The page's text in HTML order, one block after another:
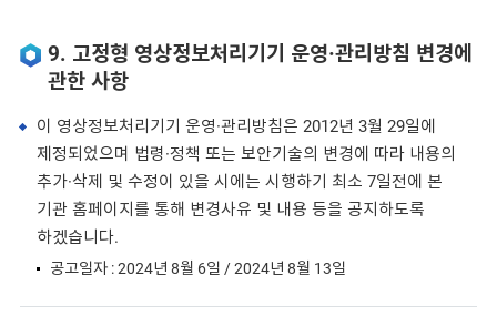
9. 고정형 영상정보처리기기 운영·관리방침 변경에
관한 사항
이 영상정보처리기기 운영·관리방침은 2012년 3월 29일에
제정되었으며 법령·정책 또는 보안기술의 변경에 따라 내용의
추가·삭제 및 수정이 있을 시에는 시행하기 최소 7일전에 본
기관 홈페이지를 통해 변경사유 및 내용 등을 공지하도록
하겠습니다.
공고일자 : 2024년 8월 6일 / 2024년 8월 13일